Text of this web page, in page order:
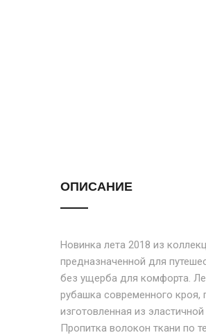
ОПИСАНИЕ
Новинка лета 2018 из
предназначенной для
без ущерба для комфорта.
рубашка современного кроя,
изготовленная из
Пропитка волокон ткани по